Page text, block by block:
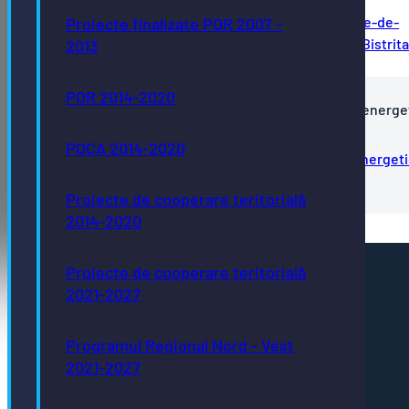
Proiecte finalizate POR 2007 -
2013
POR 2014-2020
POCA 2014-2020
Proiecte de cooperare teritorială
2014-2020
Proiecte de cooperare teritorială
2021-2027
Programul Regional Nord - Vest
2021-2027
Comunicat-de-presa-Infiintare-a-doua-centre-de-
colectare-prin-aport-voluntar-in-municipiul-Bistrita
PNRR - Comunicat de presa Creșterea eficienței
Comunicat-de-presa-Cresterea-eficientei-
Pagini utile
Stare civilă